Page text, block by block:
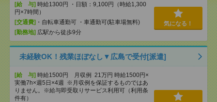
[給 与] 時給1300円 ・日額：9,100円（時給1,300
円×7時間）
[交通費] ・自転車通勤可 ・車通勤可(駐車場無料)
[勤務地] 広駅から徒歩9分
気になる！
未経験OK！残業ほぼなし▼広島で受付[派遣]
[給 与] 時給1500円 月収例 21万円 時給1500円×
実働7h×週5日×4週 ※月収例を保証するものではあ
りません。※給与即受取りサービス利用可（利用条
件有）